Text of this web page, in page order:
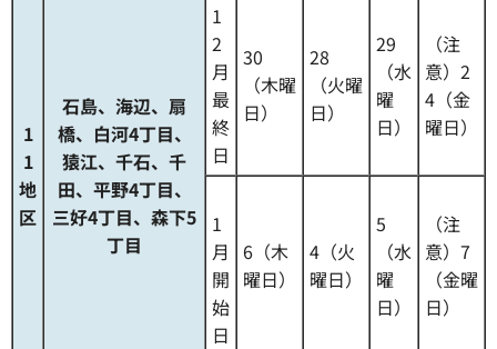
1
1
地
区
石島、海辺、扇
橋、白河4丁目、
猿江、千石、千
田、平野4丁目、
三好4丁目、森下5
丁目
1
2
月
最
終
日
30
（木曜
日）
28
（火曜
日）
29
（水
曜
日）
（注
意）2
4（金
曜日）
1
月
開
始
日
6（木
曜日）
4（火
曜日）
5
（水
曜
日）
（注
意）7
（金曜
日）